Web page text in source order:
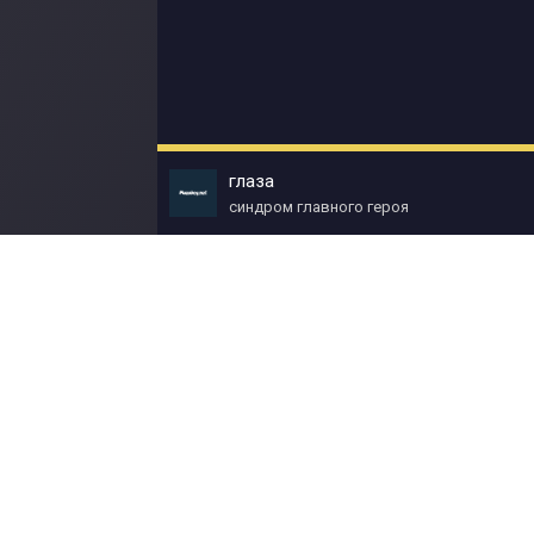
глаза
синдром главного героя